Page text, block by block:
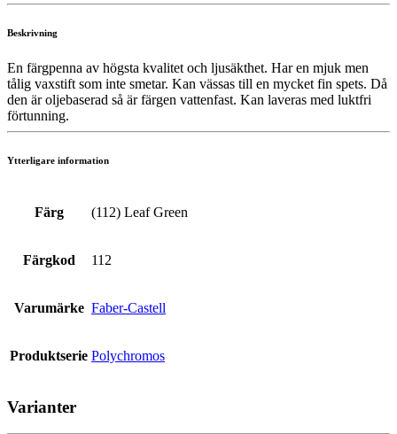
Beskrivning
En färgpenna av högsta kvalitet och ljusäkthet. Har en mjuk men
tålig vaxstift som inte smetar. Kan vässas till en mycket fin spets. Då
den är oljebaserad så är färgen vattenfast. Kan laveras med luktfri
förtunning.
Ytterligare information
Färg (112) Leaf Green
Färgkod 112
Varumärke Faber-Castell
Produktserie Polychromos
Varianter